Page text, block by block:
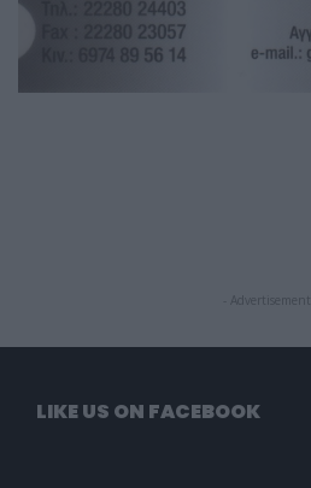
- Advertisement -
LIKE US ON FACEBOOK